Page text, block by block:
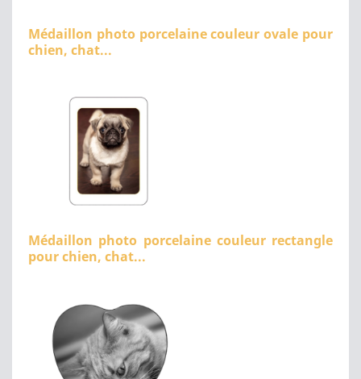
Médaillon photo porcelaine couleur ovale pour
chien, chat...
Médaillon photo porcelaine couleur rectangle
pour chien, chat...